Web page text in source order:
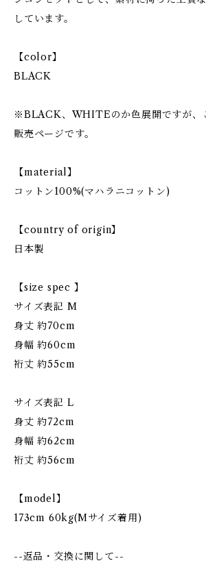
しています。
【color】
BLACK
※BLACK、WHITEのか色展開ですが、
販売ページです。
【material】
コットン100%(マハラニコットン)
【country of origin】
日本製
【size spec 】
サイズ表記 M
身丈 約70cm
身幅 約60cm
裄丈 約55cm
サイズ表記 L
身丈 約72cm
身幅 約62cm
裄丈 約56cm
【model】
173cm 60kg(Mサイズ着用)
--返品・交換に関して--